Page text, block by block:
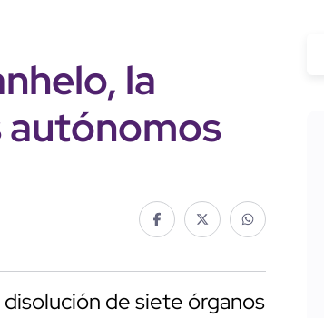
la
autónomos
disolución de siete órganos